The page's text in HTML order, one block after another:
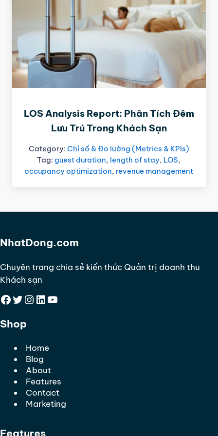
LOS Analysis Report: Phân Tích Đêm
Lưu Trú Trong Khách Sạn
Category: Chỉ số & Đo lường (Metrics & KPIs)
Tag: guest duration, length of stay, LOS,
occupancy optimization, revenue management
NhatDong.com
Chuyên trang chia sẻ kiến thức Quản trị doanh thu
Khách sạn
Facebook
Twitter
Instagram
LinkedIn
YouTube
Shop
Home
Blog
About
Features
Contact
Marketing
Features